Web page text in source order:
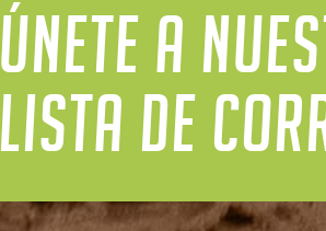
ÚNETE A
LISTA DE